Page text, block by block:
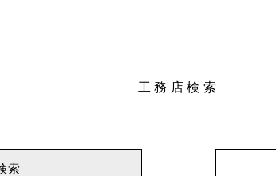
工務店検索
索